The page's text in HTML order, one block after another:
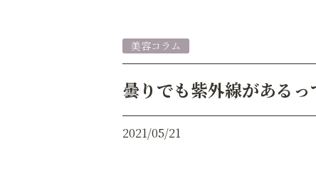
美容コラム
曇りでも紫外線がある
2021/05/21